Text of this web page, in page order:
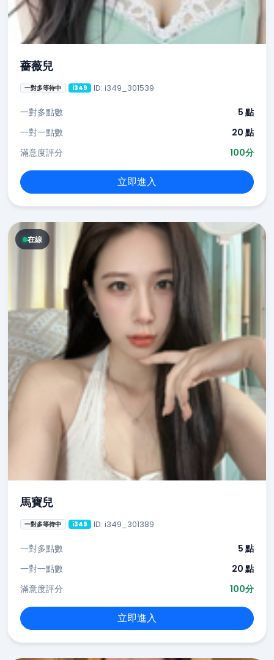
薔薇兒
一對多等待中 i349 ID: i349_301539
一對多點數
5 點
一對一點數
20 點
滿意度評分
100分
立即進入
在線
馬寶兒
一對多等待中 i349 ID: i349_301389
一對多點數
5 點
一對一點數
20 點
滿意度評分
100分
立即進入